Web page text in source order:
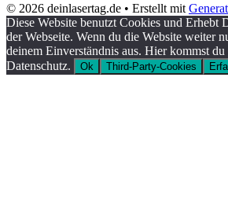
© 2026 deinlasertag.de • Erstellt mit
Diese Website benutzt Cookies und Erhebt
der Webseite. Wenn du die Website weiter
deinem Einverständnis aus. Hier kommst du
Datenschutz.
Ok Third-Party-Cookies